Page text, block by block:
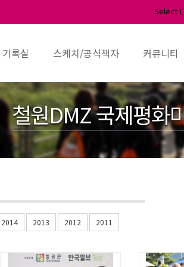
Select
기록실 스케치/공식책자 커뮤니티
철원DMZ 국제평화
2014 2013 2012 2011